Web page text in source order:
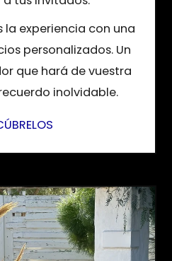
experiencia con una
personalizados. Un
que hará de vuestra
inolvidable.